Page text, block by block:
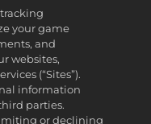
personnelles
your game
and
websites,
(“Sites”).
information
parties.
or declining